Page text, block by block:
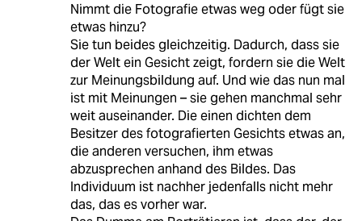
Nimmt die Fotografie etwas weg oder fügt sie
etwas hinzu?
Sie tun beides gleichzeitig. Dadurch, dass sie
der Welt ein Gesicht zeigt, fordern sie die Welt
zur Meinungsbildung auf. Und wie das nun mal
ist mit Meinungen – sie gehen manchmal sehr
weit auseinander. Die einen dichten dem
Besitzer des fotografierten Gesichts etwas an,
die anderen versuchen, ihm etwas
abzusprechen anhand des Bildes. Das
Individuum ist nachher jedenfalls nicht mehr
das, das es vorher war.